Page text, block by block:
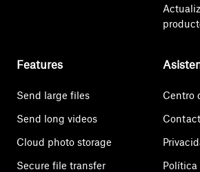
Features
Send large files
Send long videos
Cloud photo storage
Secure file transfer
Centro
Política